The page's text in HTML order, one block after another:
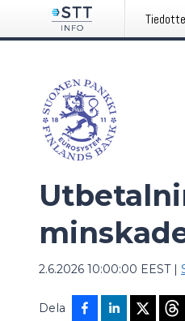
2.6.2026 10:00:00 EEST|
Dela